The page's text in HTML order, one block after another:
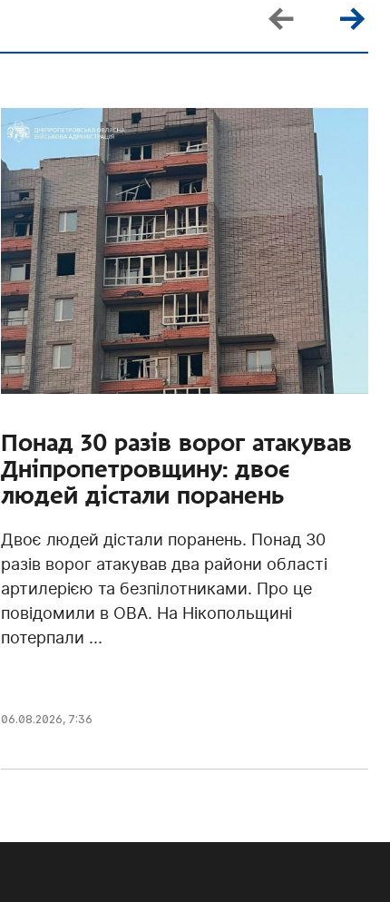
Понад 30 разів ворог атакував
Дніпропетровщину: двоє
людей дістали поранень
Двоє людей дістали поранень. Понад 30
разів ворог атакував два райони області
артилерією та безпілотниками. Про це
повідомили в ОВА. На Нікопольщині
потерпали ...
06.08.2026, 7:36